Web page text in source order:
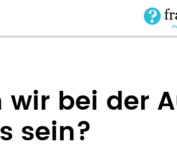
wir bei der
sein?